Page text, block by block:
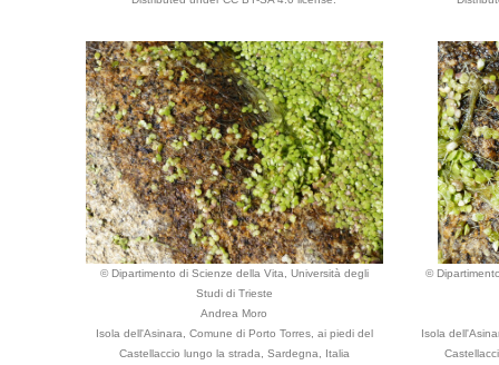
© Dipartimento di Scienze della Vita, Università degli
Studi di Trieste
Andrea Moro
Isola dell'Asinara, Comune di Porto Torres, ai piedi del
Castellaccio lungo la strada, Sardegna, Italia
©
Isola